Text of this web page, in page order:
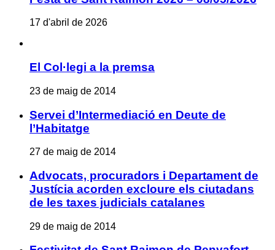
17 d'abril de 2026
El Col·legi a la premsa
23 de maig de 2014
Servei d’Intermediació en Deute de
l’Habitatge
27 de maig de 2014
Advocats, procuradors i Departament de
Justícia acorden excloure els ciutadans
de les taxes judicials catalanes
29 de maig de 2014